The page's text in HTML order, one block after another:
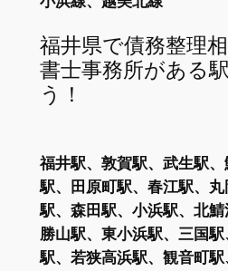
福井県で債務整理
書士事務所がある
う！
福井駅、敦賀駅、武生駅
駅、田原町駅、春江駅、
駅、森田駅、小浜駅、北鯖
勝山駅、東小浜駅、三国
駅、若狭高浜駅、観音町駅